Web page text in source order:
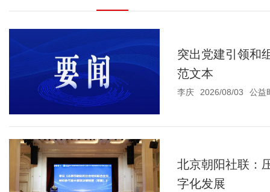
突出党建引领和
范文本
李庆 2026/08/03 公益
北京朝阳社联：
字化发展